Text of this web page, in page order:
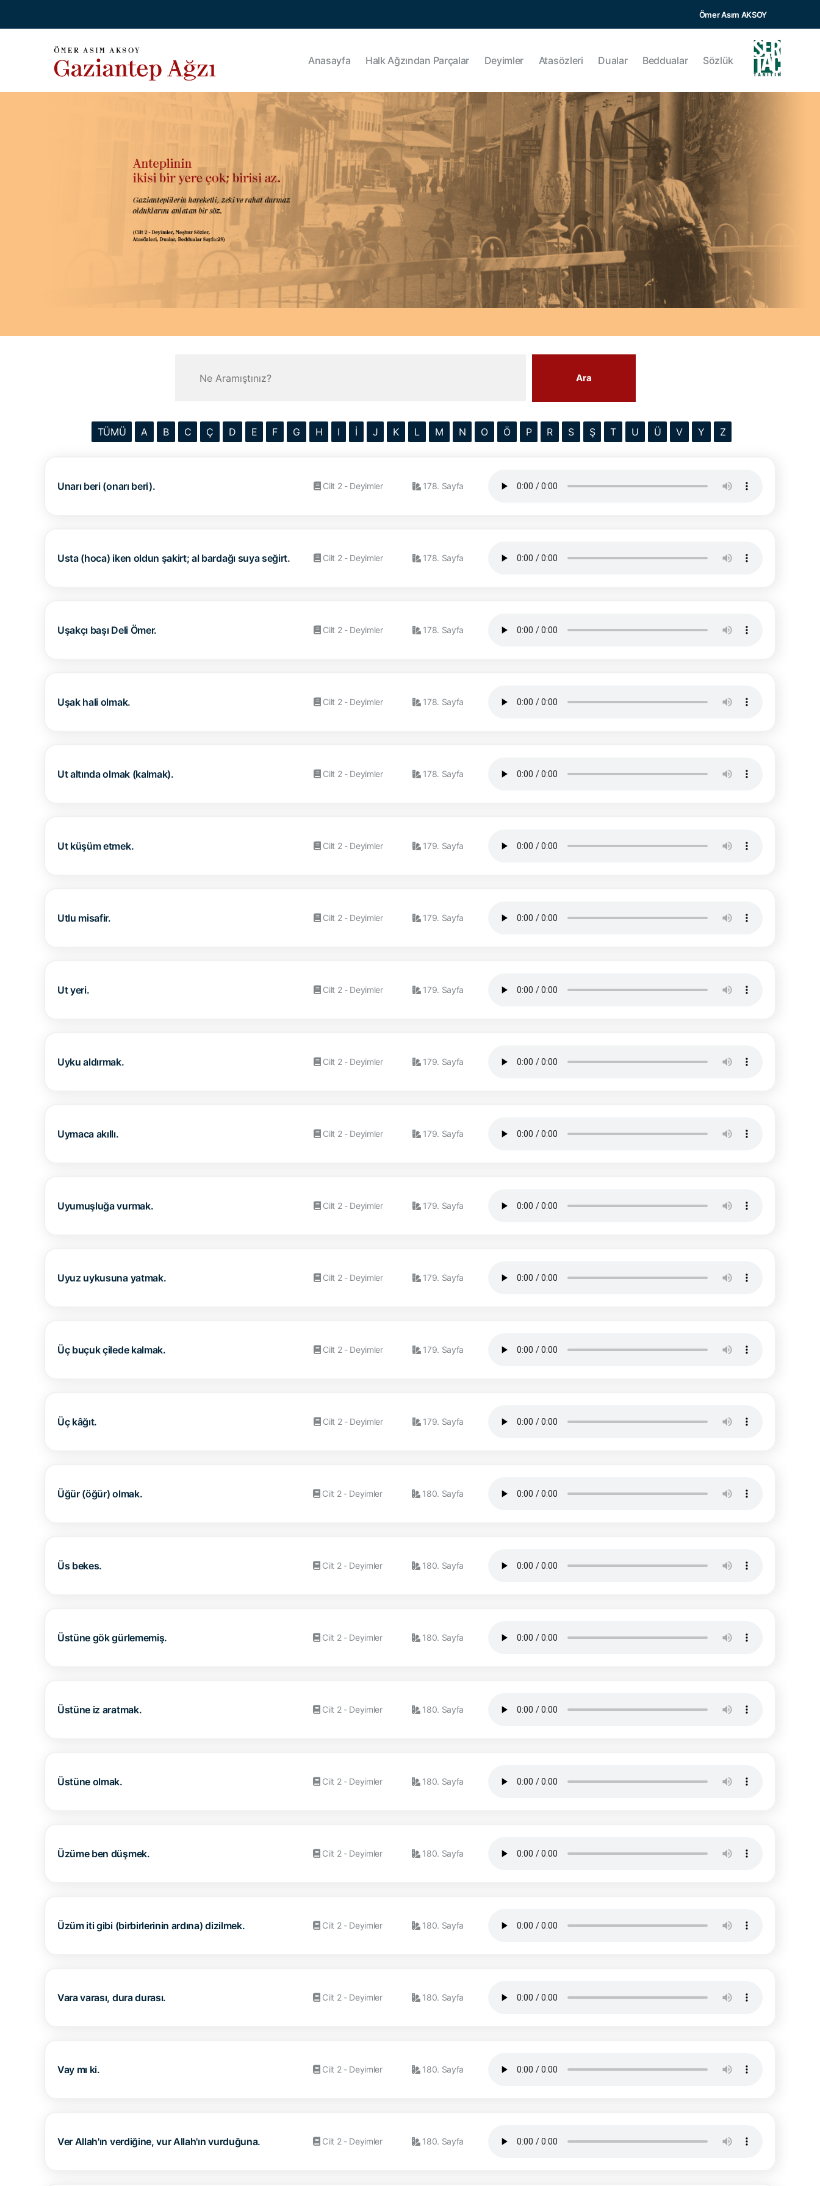
Ömer Asım AKSOY
Anasayfa Halk Ağzından Parçalar Deyimler Atasözleri Dualar Beddualar Sözlük
Ara
TÜMÜ A B C Ç D E F G H I İ J K L M N O Ö P R S Ş T U Ü V Y Z
Unarı beri (onarı beri). Cilt 2 - Deyimler 178. Sayfa
Usta (hoca) iken oldun şakirt; al bardağı suya seğirt. Cilt 2 - Deyimler 178. Sayfa
Uşakçı başı Deli Ömer. Cilt 2 - Deyimler 178. Sayfa
Uşak hali olmak. Cilt 2 - Deyimler 178. Sayfa
Ut altında olmak (kalmak). Cilt 2 - Deyimler 178. Sayfa
Ut küşüm etmek. Cilt 2 - Deyimler 179. Sayfa
Utlu misafir. Cilt 2 - Deyimler 179. Sayfa
Ut yeri. Cilt 2 - Deyimler 179. Sayfa
Uyku aldırmak. Cilt 2 - Deyimler 179. Sayfa
Uymaca akıllı. Cilt 2 - Deyimler 179. Sayfa
Uyumuşluğa vurmak. Cilt 2 - Deyimler 179. Sayfa
Uyuz uykusuna yatmak. Cilt 2 - Deyimler 179. Sayfa
Üç buçuk çilede kalmak. Cilt 2 - Deyimler 179. Sayfa
Üç kâğıt. Cilt 2 - Deyimler 179. Sayfa
Üğür (öğür) olmak. Cilt 2 - Deyimler 180. Sayfa
Üs bekes. Cilt 2 - Deyimler 180. Sayfa
Üstüne gök gürlememiş. Cilt 2 - Deyimler 180. Sayfa
Üstüne iz aratmak. Cilt 2 - Deyimler 180. Sayfa
Üstüne olmak. Cilt 2 - Deyimler 180. Sayfa
Üzüme ben düşmek. Cilt 2 - Deyimler 180. Sayfa
Üzüm iti gibi (birbirlerinin ardına) dizilmek. Cilt 2 - Deyimler 180. Sayfa
Vara varası, dura durası. Cilt 2 - Deyimler 180. Sayfa
Vay mı ki. Cilt 2 - Deyimler 180. Sayfa
Ver Allah'ın verdiğine, vur Allah'ın vurduğuna. Cilt 2 - Deyimler 180. Sayfa